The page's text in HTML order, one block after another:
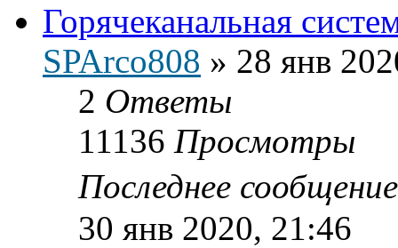
Горячеканальная
SPArco808 » 28 янв
2 Ответы
11136 Просмотры
Последнее
30 янв 2020, 21:46